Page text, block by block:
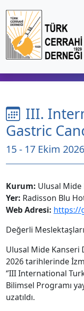
III.
Gastric
15 - 17 Ekim 2026
Kurum: Ulusal
Yer: Radisson Blu
Web Adresi: https://
Değerli
Ulusal Mide Kanseri
2026 tarihlerinde
‘’III International
Bilimsel Programı
uzatıldı.